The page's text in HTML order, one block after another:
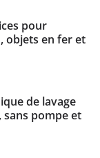
pour
objets en fer et
de lavage
sans pompe et